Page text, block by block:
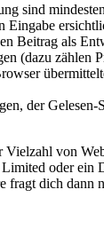
sind
Eingabe
Beitrag als
(dazu zählen
der Gelesen-
von
oder ein
fragt dich dann